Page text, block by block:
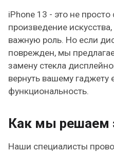
iPhone 13 - это не
произведение
важную роль. Но если
поврежден, мы
замену стекла
вернуть вашему
функциональность.
Как мы решаем
Наши специалисты